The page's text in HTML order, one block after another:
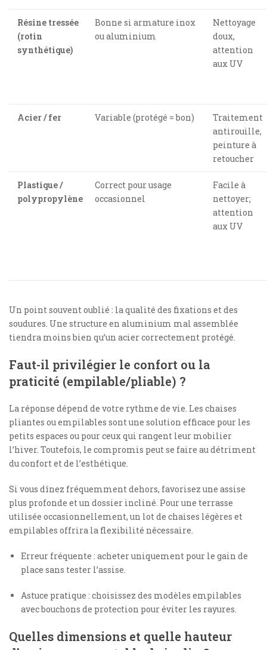
Résine tressée
(rotin
synthétique)
Bonne si armature inox
ou aluminium
Nettoyage
doux,
attention
aux UV
Acier / fer Variable (protégé = bon)
Traitement
antirouille,
peinture à
retoucher
Plastique /
polypropylène
Correct pour usage
occasionnel
Facile à
nettoyer;
attention
aux UV
Un point souvent oublié : la qualité des fixations et des
soudures. Une structure en aluminium mal assemblée
tiendra moins bien qu’un acier correctement protégé.
Faut-il privilégier le confort ou la
praticité (empilable/pliable) ?
La réponse dépend de votre rythme de vie. Les chaises
pliantes ou empilables sont une solution efficace pour les
petits espaces ou pour ceux qui rangent leur mobilier
l’hiver. Toutefois, le compromis peut se faire au détriment
du confort et de l’esthétique.
Si vous dînez fréquemment dehors, favorisez une assise
plus profonde et un dossier incliné. Pour une terrasse
utilisée occasionnellement, un lot de chaises légères et
empilables offrira la flexibilité nécessaire.
Erreur fréquente : acheter uniquement pour le gain de
place sans tester l’assise.
Astuce pratique : choisissez des modèles empilables
avec bouchons de protection pour éviter les rayures.
Quelles dimensions et quelle hauteur